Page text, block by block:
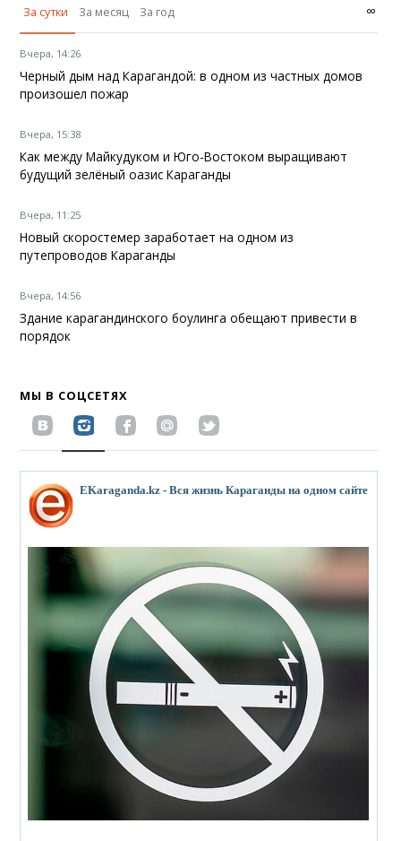
За сутки
За месяц За год ∞
Вчера, 14:26
Черный дым над Карагандой: в одном из частных домов
произошел пожар
Вчера, 15:38
Как между Майкудуком и Юго-Востоком выращивают
будущий зелёный оазис Караганды
Вчера, 11:25
Новый скоростемер заработает на одном из
путепроводов Караганды
Вчера, 14:56
Здание карагандинского боулинга обещают привести в
порядок
МЫ В СОЦСЕТЯХ
EKaraganda.kz - Вся жизнь Караганды на одном сайте